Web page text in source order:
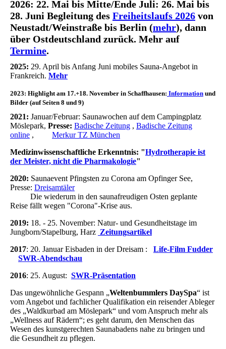
2026: 22. Mai bis Mitte/Ende Juli: 26. Mai bis
28. Juni Begleitung des Freiheitslaufs 2026 von
Neustadt/Weinstraße bis Berlin (mehr), dann
über Ostdeutschland zurück. Mehr auf
Termine.
2025: 29. April bis Anfang Juni mobiles Sauna-Angebot in
Frankreich. Mehr
2023: Highlight am 17.+18. November in Schaffhausen: Information und
Bilder (auf Seiten 8 und 9)
2021: Januar/Februar: Saunawochen auf dem Campingplatz
Möslepark, Presse: Badische Zeitung , Badische Zeitung
online , Merkur TZ München
Medizinwissenschaftliche Erkenntnis: "Hydrotherapie ist
der Meister, nicht die Pharmakologie"
2020: Saunaevent Pfingsten zu Corona am Opfinger See,
Presse: Dreisamtäler
Die wiederum in den saunafreudigen Osten geplante
Reise fällt wegen "Corona"-Krise aus.
2019: 18. - 25. November: Natur- und Gesundheitstage im
Jungborn/Stapelburg, Harz Zeitungsartikel
2017: 20. Januar Eisbaden in der Dreisam : Life-Film Fudder
SWR-Abendschau
2016: 25. August: SWR-Präsentation
Das ungewöhnliche Gespann „Weltenbummlers DaySpa“ ist
vom Angebot und fachlicher Qualifikation ein reisender Ableger
des „Waldkurbad am Möslepark“ und vom Anspruch mehr als
„Wellness auf Rädern“; es geht darum, den Menschen das
Wesen des kunstgerechten Saunabadens nahe zu bringen und
die Gesundheit zu pflegen.